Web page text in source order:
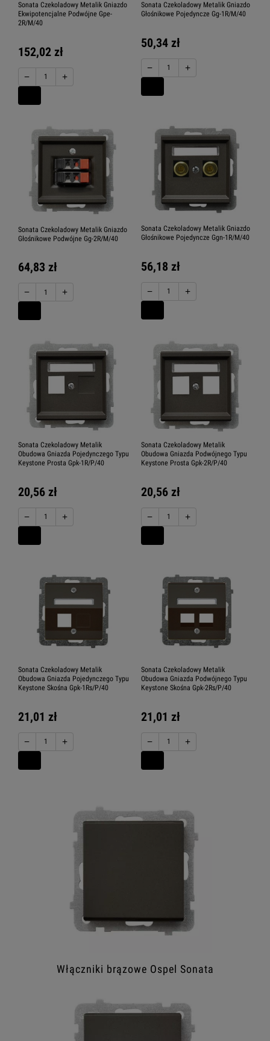
Sonata Czekoladowy Metalik Gniazdo
Ekwipotencjalne Podwójne Gpe-
2R/M/40
152,02 zł
− +
Sonata Czekoladowy Metalik Gniazdo
Głośnikowe Pojedyncze Gg-1R/M/40
50,34 zł
− +
Sonata Czekoladowy Metalik Gniazdo
Głośnikowe Podwójne Gg-2R/M/40
64,83 zł
− +
Sonata Czekoladowy Metalik Gniazdo
Głośnikowe Pojedyncze Ggn-1R/M/40
56,18 zł
− +
Sonata Czekoladowy Metalik
Obudowa Gniazda Pojedynczego Typu
Keystone Prosta Gpk-1R/P/40
20,56 zł
− +
Sonata Czekoladowy Metalik
Obudowa Gniazda Podwójnego Typu
Keystone Prosta Gpk-2R/P/40
20,56 zł
− +
Sonata Czekoladowy Metalik
Obudowa Gniazda Pojedynczego Typu
Keystone Skośna Gpk-1Rs/P/40
21,01 zł
− +
Sonata Czekoladowy Metalik
Obudowa Gniazda Podwójnego Typu
Keystone Skośna Gpk-2Rs/P/40
21,01 zł
− +
Włączniki brązowe Ospel Sonata